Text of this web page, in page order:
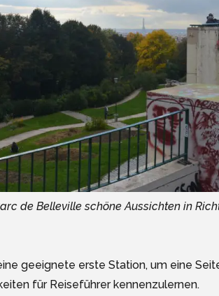
de Belleville schöne Aussichten in
geeignete erste Station, um eine
für Reiseführer kennenzulernen.